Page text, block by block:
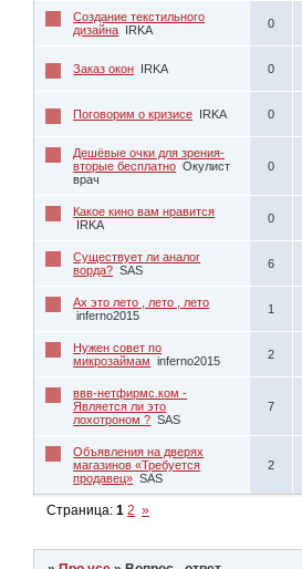
Создание текстильного
дизайна IRKA 0
Заказ окон IRKA 0
Поговорим о кризисе IRKA 0
Дешёвые очки для зрения-
вторые бесплатно Окулист
врач
0
Какое кино вам нравится
IRKA
0
Существует ли аналог
ворда? SAS 6
Ах это лето , лето , лето
inferno2015
1
Нужен совет по
микрозаймам
inferno2015 2
ввв-нетфирмс.ком -
Является ли это
лохотроном ? SAS
7
Объявления на дверях
магазинов «Требуется
продавец» SAS
2
Страница:1 2 »